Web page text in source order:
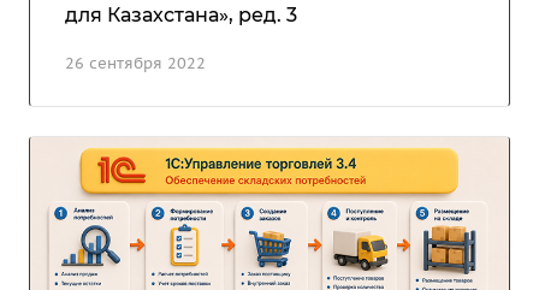
26 сентября 2022
для Казахстана», ред. 3